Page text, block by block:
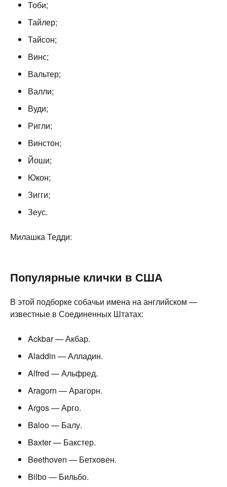
Тоби;
Тайлер;
Тайсон;
Винс;
Вальтер;
Валли;
Вуди;
Ригли;
Винстон;
Йоши;
Юкон;
Зигги;
Зеус.
Милашка Тедди:
Популярные клички в США
В этой подборке собачьи имена на английском —
известные в Соединенных Штатах:
Ackbar — Акбар.
Aladdin — Алладин.
Alfred — Альфред.
Aragorn — Арагорн.
Argos — Арго.
Baloo — Балу.
Baxter — Бакстер.
Beethoven — Бетховен.
Bilbo — Бильбо.